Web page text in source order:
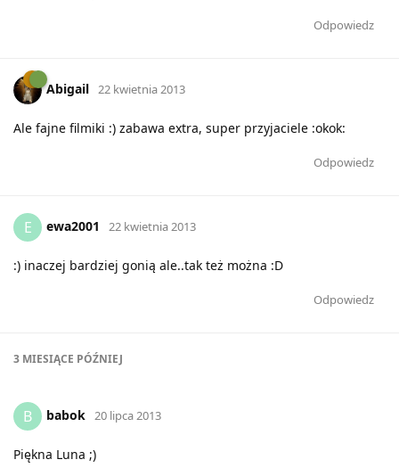
Odpowiedz
Abigail 22 kwietnia 2013
Ale fajne filmiki :) zabawa extra, super przyjaciele :okok:
Odpowiedz
E ewa2001 22 kwietnia 2013
:) inaczej bardziej gonią ale..tak też można :D
Odpowiedz
3 MIESIĄCE PÓŹNIEJ
B babok 20 lipca 2013
Piękna Luna ;)